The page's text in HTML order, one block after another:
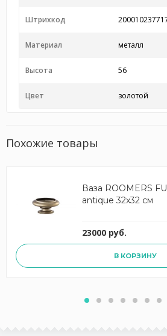
Штрихкод
Материал металл
Высота 56
Цвет золотой
Похожие товары
Ваза ROOMERS
antique 32x32 см
23000 руб.
В КОРЗИНУ